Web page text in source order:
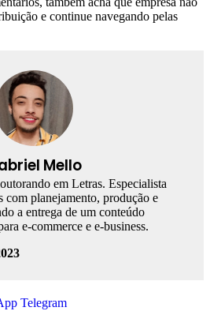
e continue navegando pelas
Mello
em Letras. Especialista
com planejamento, produção e
a entrega de um conteúdo
e-commerce e e-business.
Telegram